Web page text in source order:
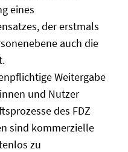
eines
der erstmals
auch die
Weitergabe
und Nutzer
des FDZ
sind kommerzielle
zu